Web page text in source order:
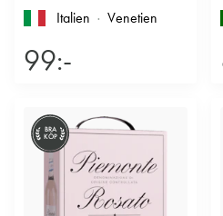
Italien
Venetien
99:-
BRA
KÖP